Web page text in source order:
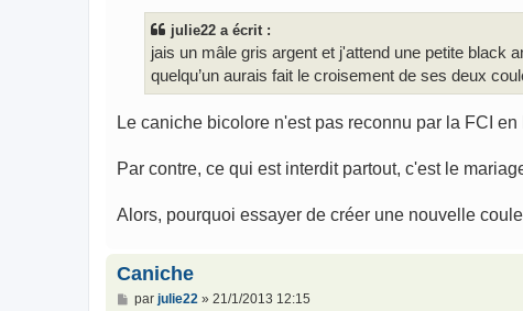
julie22 a écrit :
jais un mâle gris argent et j'attend une petite black
quelqu’un aurais fait le croisement de ses deux
Le caniche bicolore n'est pas reconnu par la FCI
Par contre, ce qui est interdit partout, c'est le
Alors, pourquoi essayer de créer une nouvelle
Caniche
M
par julie22» 21/1/2013 12:15